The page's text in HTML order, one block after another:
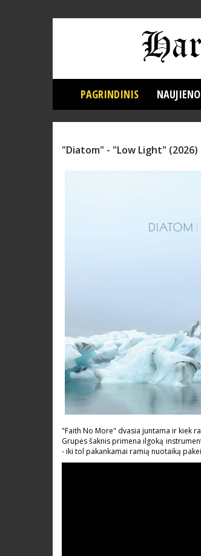
PAGRINDINIS
"Diatom" - "Low Light" (2026)
"Faith No More" dvasia juntama ir kiek
Grupės šaknis primena ilgoką
- iki tol pakankamai ramią nuotaiką